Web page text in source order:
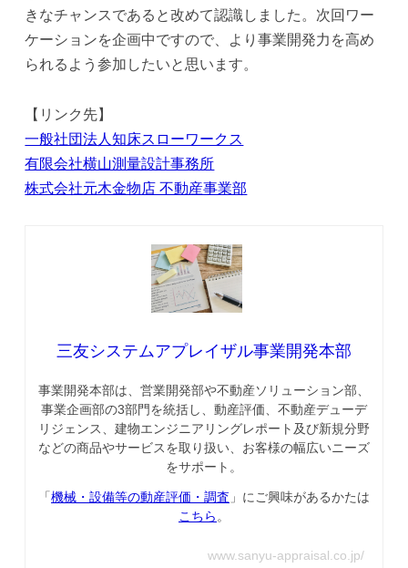
きなチャンスであると改めて認識しました。次回ワー
ケーションを企画中ですので、より事業開発力を高め
られるよう参加したいと思います。
【リンク先】
一般社団法人知床スローワークス
有限会社横山測量設計事務所
株式会社元木金物店 不動産事業部
三友システムアプレイザル事業開発本部
事業開発本部は、営業開発部や不動産ソリューション部、
事業企画部の3部門を統括し、動産評価、不動産デューデ
リジェンス、建物エンジニアリングレポート及び新規分野
などの商品やサービスを取り扱い、お客様の幅広いニーズ
をサポート。
「機械・設備等の動産評価・調査 」にご興味があるかたは
こちら 。
www.sanyu-appraisal.co.jp/